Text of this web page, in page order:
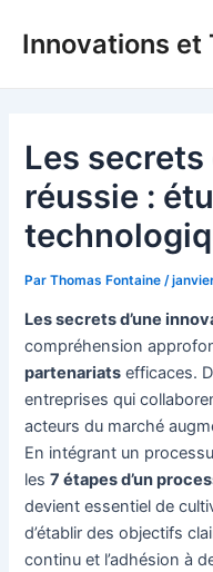
Innovations et
Les secrets
réussie :
ParThomas Fontaine /
Les secrets d’une
compréhension
partenariats efficaces.
entreprises qui
acteurs du marché
En intégrant un
les7 étapes d’un
devient essentiel de
d’établir des objectifs
continu et l’adhésion à